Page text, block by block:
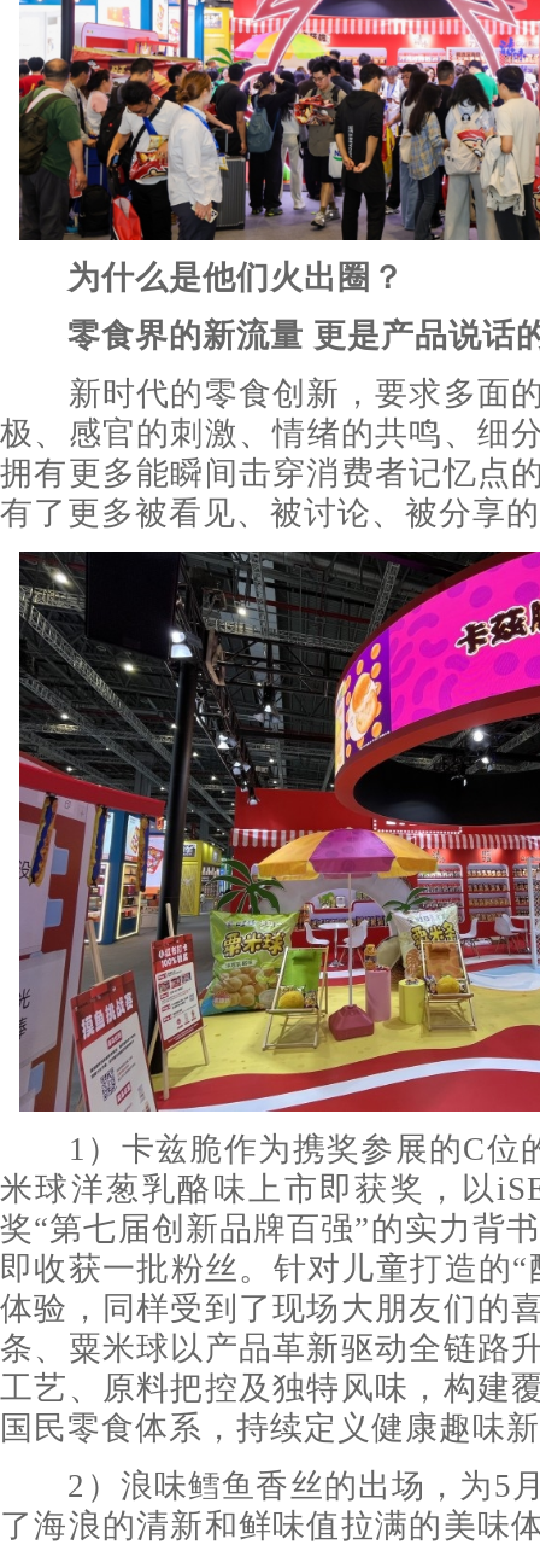
为什么是他们火出圈？
零食界的新流量 更是产品说话
新时代的零食创新，要求多面
极、感官的刺激、情绪的共鸣、
拥有更多能瞬间击穿消费者记忆点
有了更多被看见、被讨论、被分享
1）卡兹脆作为携奖参展的C位
米球洋葱乳酪味上市即获奖，以
奖“第七届创新品牌百强”的实力背
即收获一批粉丝。针对儿童打造的
体验，同样受到了现场大朋友们的
条、粟米球以产品革新驱动全链路
工艺、原料把控及独特风味，构建
国民零食体系，持续定义健康趣味
2）浪味鳕鱼香丝的出场，为5
了海浪的清新和鲜味值拉满的美味